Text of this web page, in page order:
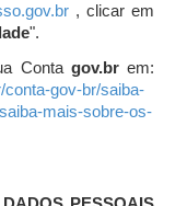
, clicar em
".
Conta gov.brem:
conta-gov-br/saiba-
mais-sobre-os-